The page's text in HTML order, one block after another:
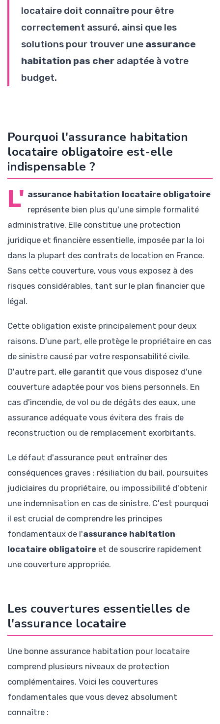
locataire doit connaître pour être
correctement assuré, ainsi que les
solutions pour trouver une assurance
habitation pas cher adaptée à votre
budget.
Pourquoi l'assurance habitation
locataire obligatoire est-elle
indispensable ?
L' assurance habitation locataire obligatoire
représente bien plus qu'une simple formalité
administrative. Elle constitue une protection
juridique et financière essentielle, imposée par la loi
dans la plupart des contrats de location en France.
Sans cette couverture, vous vous exposez à des
risques considérables, tant sur le plan financier que
légal.
Cette obligation existe principalement pour deux
raisons. D'une part, elle protège le propriétaire en cas
de sinistre causé par votre responsabilité civile.
D'autre part, elle garantit que vous disposez d'une
couverture adaptée pour vos biens personnels. En
cas d'incendie, de vol ou de dégâts des eaux, une
assurance adéquate vous évitera des frais de
reconstruction ou de remplacement exorbitants.
Le défaut d'assurance peut entraîner des
conséquences graves : résiliation du bail, poursuites
judiciaires du propriétaire, ou impossibilité d'obtenir
une indemnisation en cas de sinistre. C'est pourquoi
il est crucial de comprendre les principes
fondamentaux de l'assurance habitation
locataire obligatoire et de souscrire rapidement
une couverture appropriée.
Les couvertures essentielles de
l'assurance locataire
Une bonne assurance habitation pour locataire
comprend plusieurs niveaux de protection
complémentaires. Voici les couvertures
fondamentales que vous devez absolument
connaître :